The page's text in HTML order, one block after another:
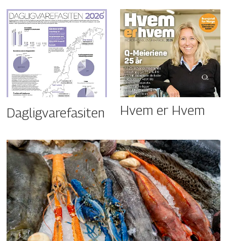
Dagligvarefasiten Hvem er Hvem